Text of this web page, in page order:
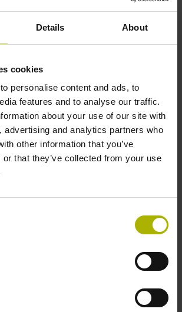
Details About
cookies
personalise content and ads, to
features and to analyse our traffic.
about your use of our site with
advertising and analytics partners who
other information that you’ve
or that they’ve collected from your use
InnenØ 80 mm, LochkreisØ 95 mm